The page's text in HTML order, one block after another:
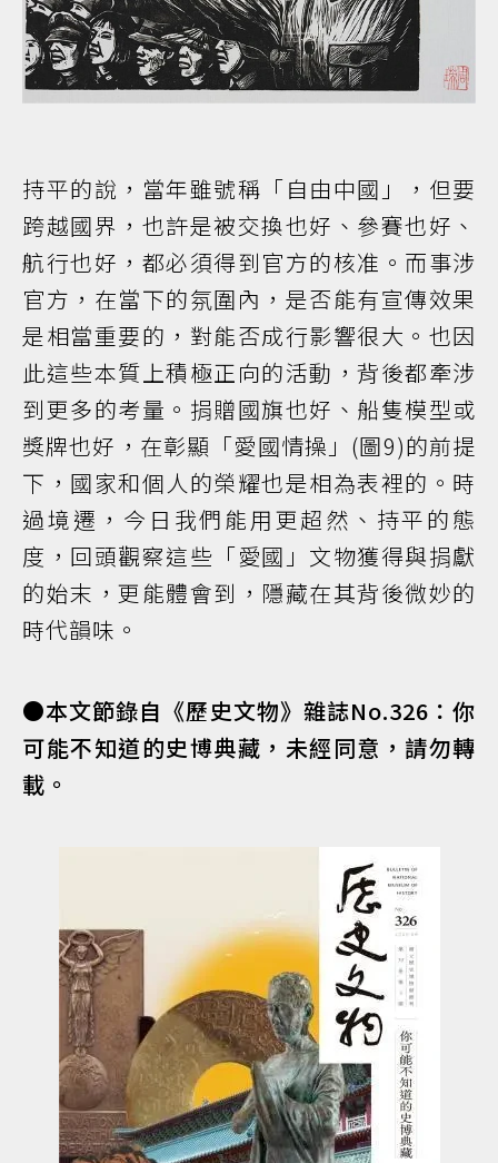
持平的說，當年雖號稱「自由中國」，但要
跨越國界，也許是被交換也好、參賽也好、
航行也好，都必須得到官方的核准。而事涉
官方，在當下的氛圍內，是否能有宣傳效果
是相當重要的，對能否成行影響很大。也因
此這些本質上積極正向的活動，背後都牽涉
到更多的考量。捐贈國旗也好、船隻模型或
獎牌也好，在彰顯「愛國情操」(圖9)的前提
下，國家和個人的榮耀也是相為表裡的。時
過境遷，今日我們能用更超然、持平的態
度，回頭觀察這些「愛國」文物獲得與捐獻
的始末，更能體會到，隱藏在其背後微妙的
時代韻味。
●本文節錄自《歷史文物》雜誌No.326：你
可能不知道的史博典藏，未經同意，請勿轉
載。